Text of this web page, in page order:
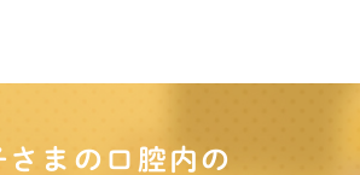
さまの口腔内の